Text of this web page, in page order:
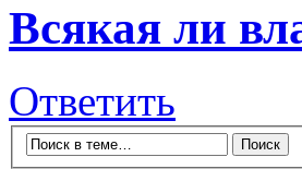
Всякая ли
Ответить